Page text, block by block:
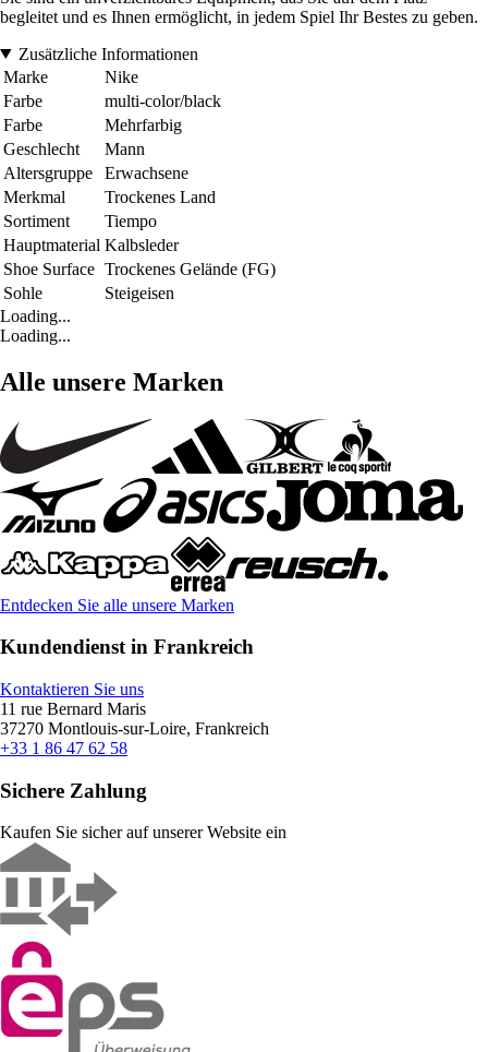
begleitet und es Ihnen ermöglicht, in jedem Spiel Ihr Bestes zu geben.
Zusätzliche Informationen
Marke
Nike
Farbe
multi-color/black
Farbe
Mehrfarbig
Geschlecht
Mann
Altersgruppe
Erwachsene
Merkmal
Trockenes Land
Sortiment
Tiempo
Hauptmaterial Kalbsleder
Shoe Surface Trockenes Gelände (FG)
Sohle
Steigeisen
Loading...
Loading...
Alle unsere Marken
Entdecken Sie alle unsere Marken
Kundendienst in Frankreich
Kontaktieren Sie uns
11 rue Bernard Maris
37270 Montlouis-sur-Loire, Frankreich
+33 1 86 47 62 58
Sichere Zahlung
Kaufen Sie sicher auf unserer Website ein